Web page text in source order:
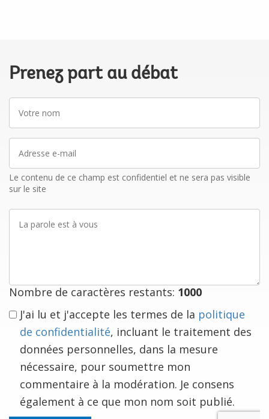
Prenez part au débat
nom
mail
Le contenu de ce champ est confidentiel et ne sera pas visible
sur le site
parole
Nombre de caractères restants: 1000
J'ai lu et j'accepte les termes de la politique
de confidentialité, incluant le traitement des
données personnelles, dans la mesure
nécessaire, pour soumettre mon
commentaire à la modération. Je consens
également à ce que mon nom soit publié.